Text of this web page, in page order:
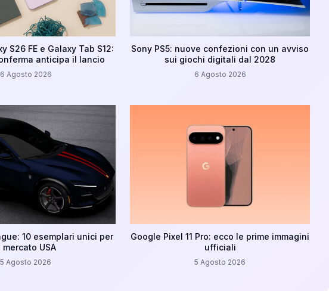
S26 FE e Galaxy Tab S12:
anticipa il lancio
6 Agosto 2026
Sony PS5: nuove confezioni con un avviso
sui giochi digitali dal 2028
6 Agosto 2026
10 esemplari unici per
mercato USA
5 Agosto 2026
Google Pixel 11 Pro: ecco le prime immagini
ufficiali
5 Agosto 2026